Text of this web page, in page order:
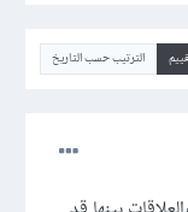
الترتيب حسب التاريخ